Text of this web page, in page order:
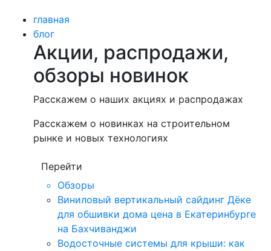
главная
блог
Акции, распродажи,
обзоры новинок
Расскажем о наших акциях и распродажах
Расскажем о новинках на строительном
рынке и новых технологиях
Перейти
Обзоры
Виниловый вертикальный сайдинг Дёке
для обшивки дома цена в Екатеринбурге
на Бахчиванджи
Водосточные системы для крыши: как